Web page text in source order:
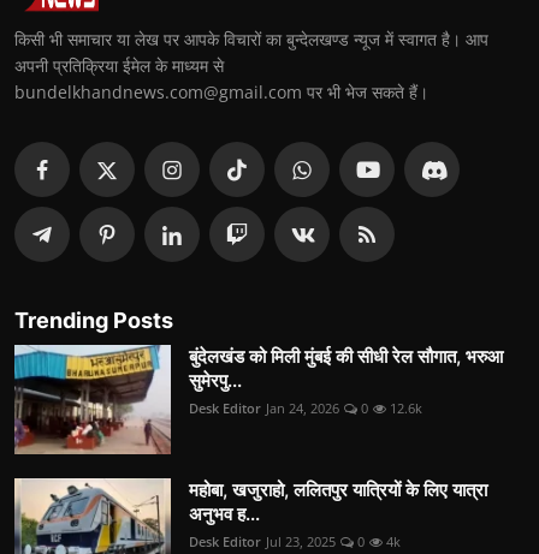
किसी भी समाचार या लेख पर आपके विचारों का बुन्देलखण्ड न्यूज में स्वागत है। आप
अपनी प्रतिक्रिया ईमेल के माध्यम से
bundelkhandnews.com@gmail.com पर भी भेज सकते हैं।
Trending Posts
बुंदेलखंड को मिली मुंबई की सीधी रेल सौगात, भरुआ
सुमेरपु...
Desk Editor Jan 24, 2026 0 12.6k
महोबा, खजुराहो, ललितपुर यात्रियों के लिए यात्रा
अनुभव ह...
Desk Editor Jul 23, 2025 0 4k